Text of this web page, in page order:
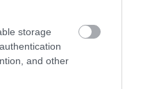
storage
and other